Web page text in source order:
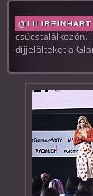
@LILIREINHART
díjjelölteket a